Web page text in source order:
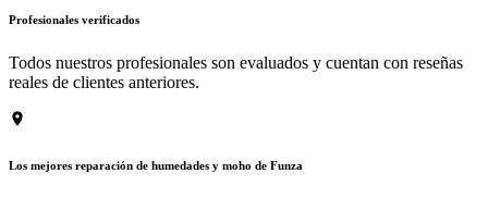
Profesionales verificados
Todos nuestros profesionales son evaluados y cuentan con reseñas
reales de clientes anteriores.
Los mejores reparación de humedades y moho de Funza